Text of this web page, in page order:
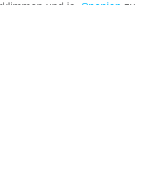
und ja, Spanien zu